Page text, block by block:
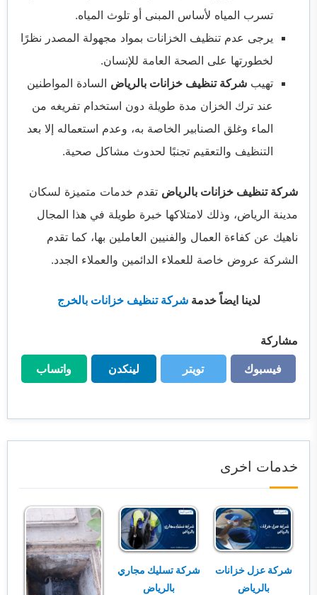
تسرب المياه لأساس المبنى أو تلوث المياه.
يرجى عدم تنظيف الخزانات بمواد مجهولة المصدر نظرًا
لخطورتها على الصحة العامة للإنسان.
تهيب شركة تنظيف خزانات بالرياض السادة المواطنين
عند ترك الخزان مدة طويلة دون استخدام تفريغه من
الماء وغلق الصنابير الخاصة به، وعدم استعماله إلا بعد
التنظيف والتعقيم تجنبًا لحدوث مشاكل صحية.
شركة تنظيف خزانات بالرياض تقدم خدمات متميزة لسكان
مدينة الرياض، وذلك لامتلاكها خبرة طويلة في هذا المجال
ناهيك عن كفاءة العمال والفنيين العاملين بها، كما تقدم
الشركة عروض خاصة للعملاء الدائمين والعملاء الجدد.
لدينا ايضاً خدمةشركة تنظيف خزانات بالخرج
مشاركة
فيسبوك
فيسبوك
تويتر
تويتر
لينكدن
لينكدن
واتساب
واتساب
خدمات اخرى
شركة عزل خزانات
بالرياض
شركة تسليك مجاري
بالرياض